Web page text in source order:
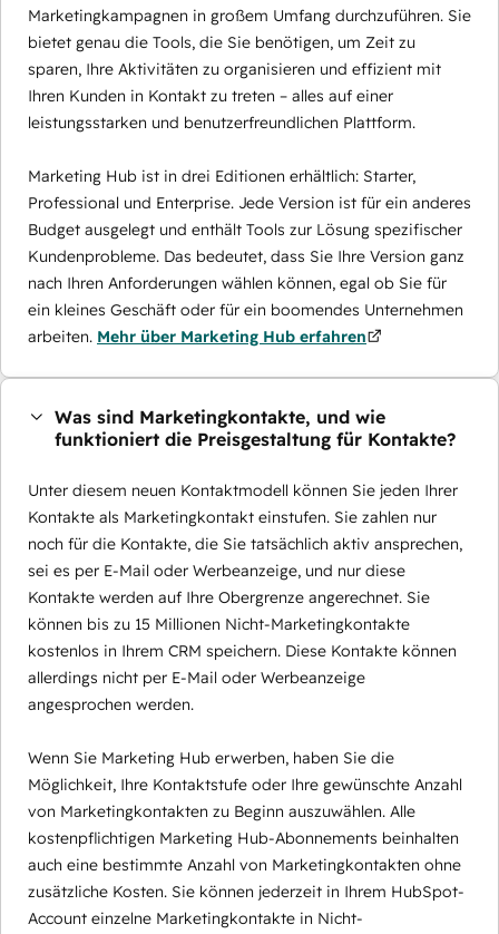
Marketingkampagnen in großem Umfang durchzuführen. Sie
bietet genau die Tools, die Sie benötigen, um Zeit zu
sparen, Ihre Aktivitäten zu organisieren und effizient mit
Ihren Kunden in Kontakt zu treten – alles auf einer
leistungsstarken und benutzerfreundlichen Plattform.
Marketing Hub ist in drei Editionen erhältlich: Starter,
Professional und Enterprise. Jede Version ist für ein anderes
Budget ausgelegt und enthält Tools zur Lösung spezifischer
Kundenprobleme. Das bedeutet, dass Sie Ihre Version ganz
nach Ihren Anforderungen wählen können, egal ob Sie für
ein kleines Geschäft oder für ein boomendes Unternehmen
arbeiten. Mehr über Marketing Hub erfahren
Was sind Marketingkontakte, und wie
funktioniert die Preisgestaltung für Kontakte?
Unter diesem neuen Kontaktmodell können Sie jeden Ihrer
Kontakte als Marketingkontakt einstufen. Sie zahlen nur
noch für die Kontakte, die Sie tatsächlich aktiv ansprechen,
sei es per E-Mail oder Werbeanzeige, und nur diese
Kontakte werden auf Ihre Obergrenze angerechnet. Sie
können bis zu 15 Millionen Nicht-Marketingkontakte
kostenlos in Ihrem CRM speichern. Diese Kontakte können
allerdings nicht per E-Mail oder Werbeanzeige
angesprochen werden.
Wenn Sie Marketing Hub erwerben, haben Sie die
Möglichkeit, Ihre Kontaktstufe oder Ihre gewünschte Anzahl
von Marketingkontakten zu Beginn auszuwählen. Alle
kostenpflichtigen Marketing Hub-Abonnements beinhalten
auch eine bestimmte Anzahl von Marketingkontakten ohne
zusätzliche Kosten. Sie können jederzeit in Ihrem HubSpot-
Account einzelne Marketingkontakte in Nicht-